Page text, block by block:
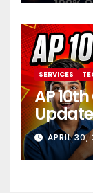
SERVICES
AP
APRIL